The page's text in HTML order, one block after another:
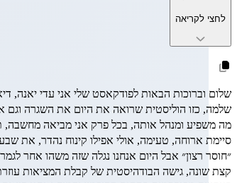
לחצי לקריאה
שלום וברוכות הבאות לפודקאסט שלי אני עדי יאנה,
שלמה, כזו הוליסטית שרואה את היום את השגרה
מה משפיע ומנהל אותה, בכל פרק אני מביאה מחשבה,
סיימת ארוחה, טעימה, אולי אפילו קינוח נהדר, את
״חוסר רצון״ אבל היום אנחנו נגלה שזה משהו אחר
קצת שונה, גישה הבודהיסטית של קבלת המציאות